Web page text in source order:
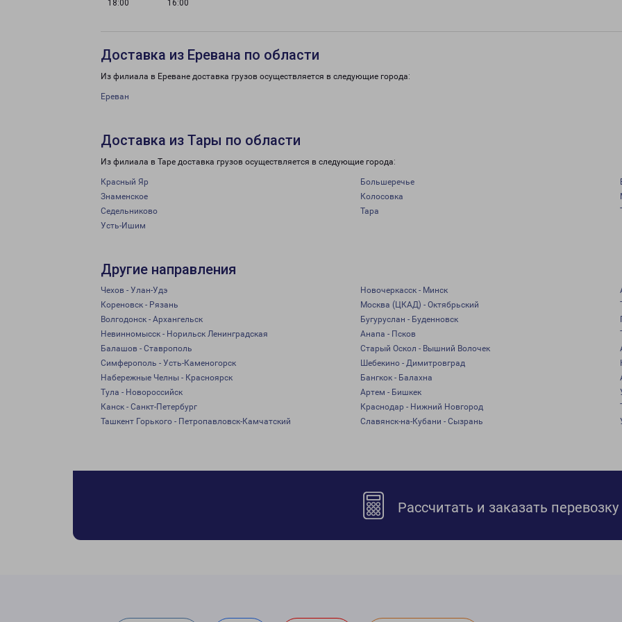
18:00
16:00
Доставка из Еревана по области
Из филиала в Ереване доставка грузов осуществляется в следующие города:
Ереван
Доставка из Тары по области
Из филиала в Таре доставка грузов осуществляется в следующие города:
Красный Яр Большеречье
Знаменское
Колосовка
Седельниково
Тара
Усть-Ишим
Другие направления
Чехов - Улан-Удэ Новочеркасск - Минск
Кореновск - Рязань
Москва (ЦКАД) - Октябрьский
Волгодонск - Архангельск
Бугуруслан - Буденновск
Невинномысск - Норильск Ленинградская
Анапа - Псков
Балашов - Ставрополь
Старый Оскол - Вышний Волочек
Симферополь - Усть-Каменогорск
Шебекино - Димитровград
Набережные Челны - Красноярск
Бангкок - Балахна
Тула - Новороссийск
Артем - Бишкек
Канск - Санкт-Петербург
Краснодар - Нижний Новгород
Ташкент Горького - Петропавловск-Камчатский
Славянск-на-Кубани - Сызрань
Рассчитать и заказать перевозку